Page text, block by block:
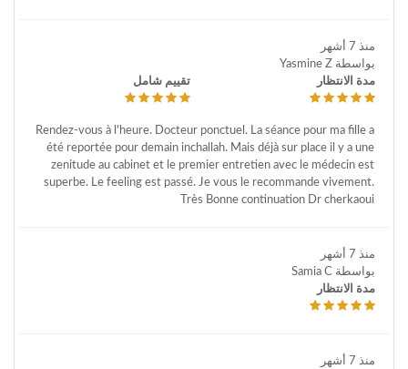
منذ 7 أشهر
بواسطة Yasmine Z
مدة الانتظار
تقييم شامل
Rendez-vous à l'heure. Docteur ponctuel. La séance pour ma fille a
été reportée pour demain inchallah. Mais déjà sur place il y a une
zenitude au cabinet et le premier entretien avec le médecin est
superbe. Le feeling est passé. Je vous le recommande vivement.
Très Bonne continuation Dr cherkaoui
منذ 7 أشهر
بواسطة Samia C
مدة الانتظار
منذ 7 أشهر